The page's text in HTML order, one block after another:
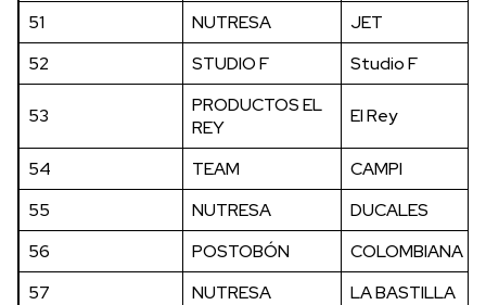
51 NUTRESA
JET
52
STUDIO F Studio F
53
PRODUCTOS EL
REY
El Rey
54 TEAM
CAMPI
55
NUTRESA
DUCALES
56
POSTOBÓN
COLOMBIANA
57
NUTRESA LA BASTILLA